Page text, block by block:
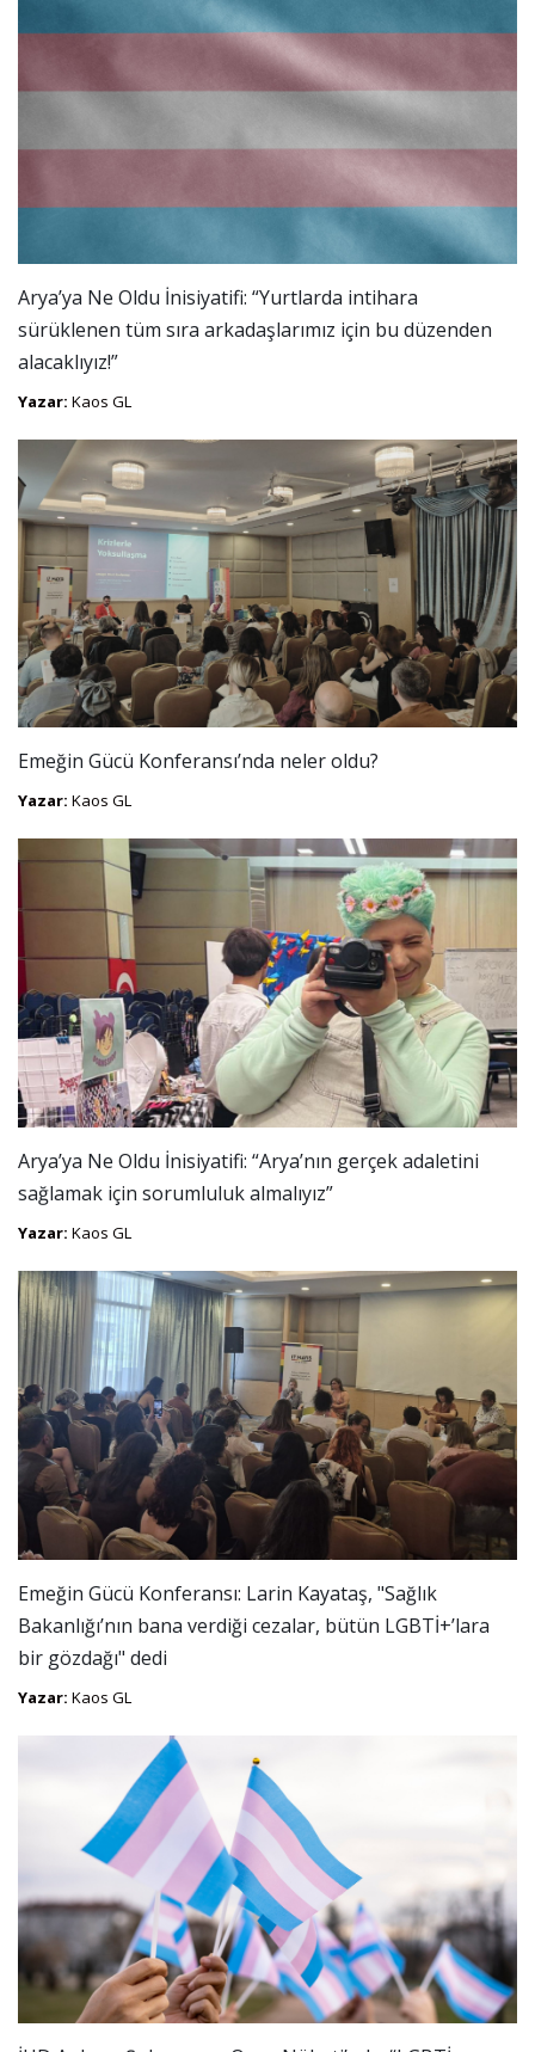
Arya’ya Ne Oldu İnisiyatifi: “Yurtlarda intihara
sürüklenen tüm sıra arkadaşlarımız için bu düzenden
alacaklıyız!”
Yazar: Kaos GL
Emeğin Gücü Konferansı’nda neler oldu?
Yazar: Kaos GL
Arya’ya Ne Oldu İnisiyatifi: “Arya’nın gerçek adaletini
sağlamak için sorumluluk almalıyız”
Yazar: Kaos GL
Emeğin Gücü Konferansı: Larin Kayataş, "Sağlık
Bakanlığı’nın bana verdiği cezalar, bütün LGBTİ+’lara
bir gözdağı" dedi
Yazar: Kaos GL